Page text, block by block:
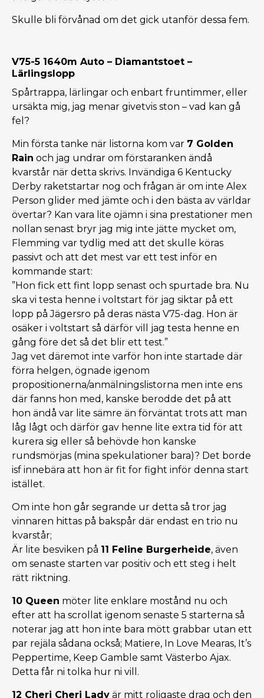
Skulle bli förvånad om det gick utanför dessa fem.
V75-5 1640m Auto – Diamantstoet –
Lärlingslopp
Spårtrappa, lärlingar och enbart fruntimmer, eller
ursäkta mig, jag menar givetvis ston – vad kan gå
fel?
Min första tanke när listorna kom var 7 Golden
Rain och jag undrar om förstaranken ändå
kvarstår när detta skrivs. Invändiga 6 Kentucky
Derby raketstartar nog och frågan är om inte Alex
Person glider med jämte och i den bästa av världar
övertar? Kan vara lite ojämn i sina prestationer men
nollan senast bryr jag mig inte jätte mycket om,
Flemming var tydlig med att det skulle köras
passivt och att det mest var ett test inför en
kommande start:
”Hon fick ett fint lopp senast och spurtade bra. Nu
ska vi testa henne i voltstart för jag siktar på ett
lopp på Jägersro på deras nästa V75-dag. Hon är
osäker i voltstart så därför vill jag testa henne en
gång före det så det blir ett test.”
Jag vet däremot inte varför hon inte startade där
förra helgen, ögnade igenom
propositionerna/anmälningslistorna men inte ens
där fanns hon med, kanske berodde det på att
hon ändå var lite sämre än förväntat trots att man
låg lågt och därför gav henne lite extra tid för att
kurera sig eller så behövde hon kanske
rundsmörjas (mina spekulationer bara)? Det borde
isf innebära att hon är fit for fight inför denna start
istället.
Om inte hon går segrande ur detta så tror jag
vinnaren hittas på bakspår där endast en trio nu
kvarstår;
Är lite besviken på 11 Feline Burgerheide, även
om senaste starten var positiv och ett steg i helt
rätt riktning.
10 Queen möter lite enklare mostånd nu och
efter att ha scrollat igenom senaste 5 starterna så
noterar jag att hon inte bara mött grabbar utan ett
par rejäla sådana också; Matiere, In Love Mearas, It’s
Peppertime, Keep Gamble samt Västerbo Ajax.
Detta får ni tolka hur ni vill.
12 Cheri Cheri Lady är mitt roligaste drag och den